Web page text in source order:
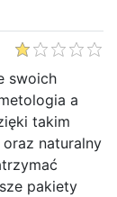
swoich
a
takim
naturalny
pakiety